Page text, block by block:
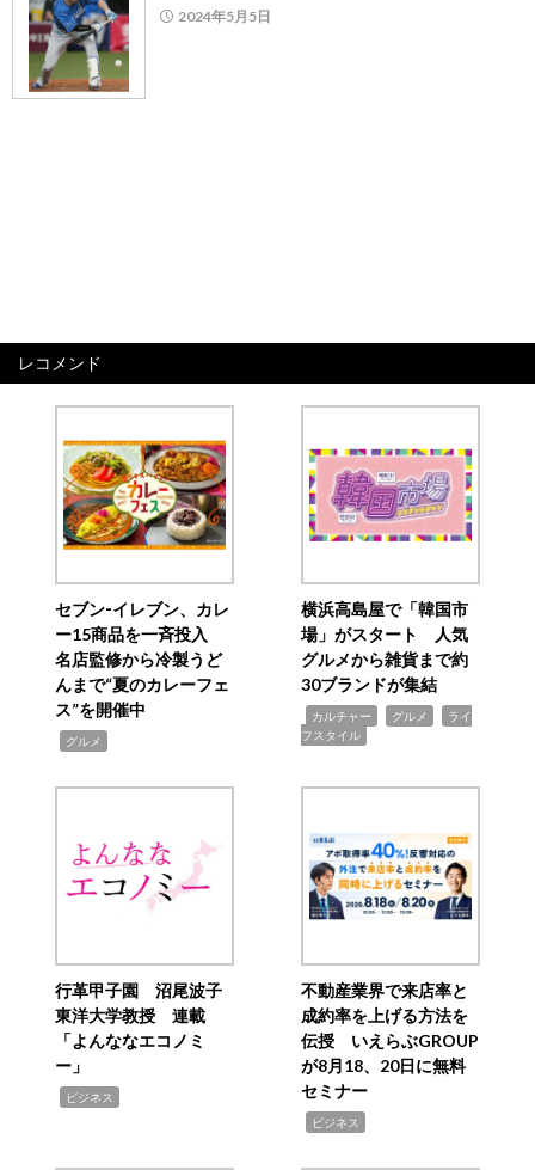
2024年5月5日
レコメンド
セブン‐イレブン、カレ
ー15商品を一斉投入
名店監修から冷製うど
んまで“夏のカレーフェ
ス”を開催中
グルメ
横浜高島屋で「韓国市
場」がスタート 人気
グルメから雑貨まで約
30ブランドが集結
カルチャー グルメ
ライ
フスタイル
行革甲子園 沼尾波子
東洋大学教授 連載
「よんななエコノミ
ー」
ビジネス
不動産業界で来店率と
成約率を上げる方法を
伝授 いえらぶGROUP
が8月18、20日に無料
セミナー
ビジネス